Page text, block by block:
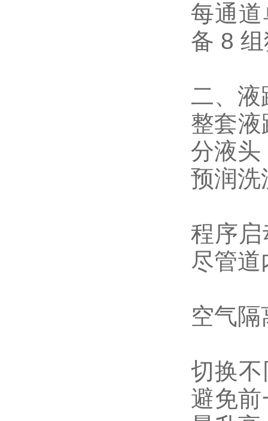
每通
备 8
二、液
整套
分液头
预润洗
程序
尽管道
空气
切换
避免